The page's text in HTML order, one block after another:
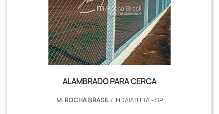
ALAMBRADO PARA CERCA
M. ROCHA BRASIL/ INDAIATUBA - SP